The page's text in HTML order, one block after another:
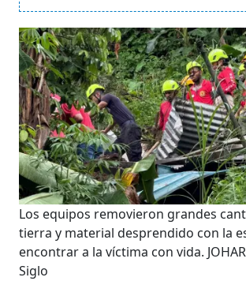
Los equipos removieron grandes
tierra y material desprendido con la
encontrar a la víctima con vida.
Siglo